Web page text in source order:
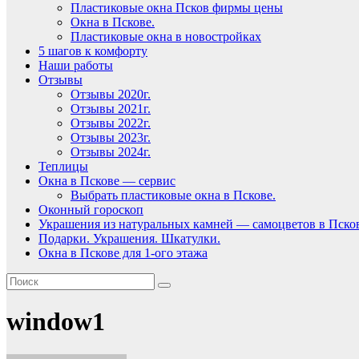
Пластиковые окна Псков фирмы цены
Окна в Пскове.
Пластиковые окна в новостройках
5 шагов к комфорту
Наши работы
Отзывы
Отзывы 2020г.
Отзывы 2021г.
Отзывы 2022г.
Отзывы 2023г.
Отзывы 2024г.
Теплицы
Окна в Пскове — сервис
Выбрать пластиковые окна в Пскове.
Оконный гороскоп
Украшения из натуральных камней — самоцветов в
Подарки. Украшения. Шкатулки.
Окна в Пскове для 1-ого этажа
window1